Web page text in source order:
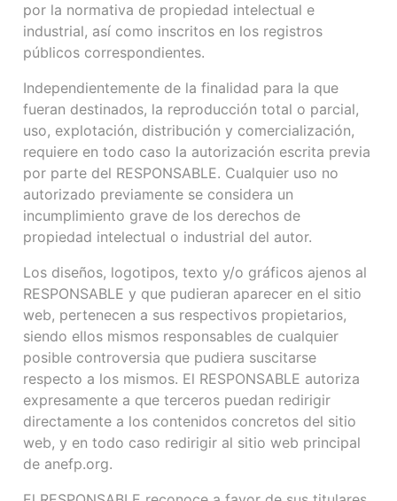
por la normativa de propiedad intelectual e
industrial, así como inscritos en los registros
públicos correspondientes.
Independientemente de la finalidad para la que
fueran destinados, la reproducción total o parcial,
uso, explotación, distribución y comercialización,
requiere en todo caso la autorización escrita previa
por parte del RESPONSABLE. Cualquier uso no
autorizado previamente se considera un
incumplimiento grave de los derechos de
propiedad intelectual o industrial del autor.
Los diseños, logotipos, texto y/o gráficos ajenos al
RESPONSABLE y que pudieran aparecer en el sitio
web, pertenecen a sus respectivos propietarios,
siendo ellos mismos responsables de cualquier
posible controversia que pudiera suscitarse
respecto a los mismos. El RESPONSABLE autoriza
expresamente a que terceros puedan redirigir
directamente a los contenidos concretos del sitio
web, y en todo caso redirigir al sitio web principal
de anefp.org.